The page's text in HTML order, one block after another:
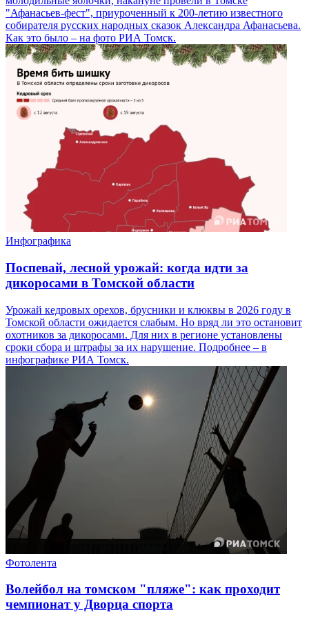
"Афанасьев-фест", приуроченный к 200-летию известного
собирателя русских народных сказок Александра Афанасьева.
Как это было – на фото РИА Томск.
Инфографика
Поспевай, лесной урожай: когда идти за
дикоросами в Томской области
Урожай кедровых орехов, брусники и клюквы в 2026 году в
Томской области ожидается слабым. Но вряд ли это остановит
охотников за дикоросами. Для них в регионе установлены
сроки сбора и штрафы за их нарушение. Подробнее – в
инфографике РИА Томск.
Фотолента
Волейбол на томском "пляже": как проходит
чемпионат у Дворца спорта